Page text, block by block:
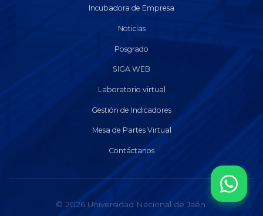
Incubadora de Empresa
Noticias
Posgrado
SIGA WEB
Laboratorio virtual
Gestión de Indicadores
Mesa de Partes Virtual
Contáctanos
© 2026 Universidad Nacional de Jaén.